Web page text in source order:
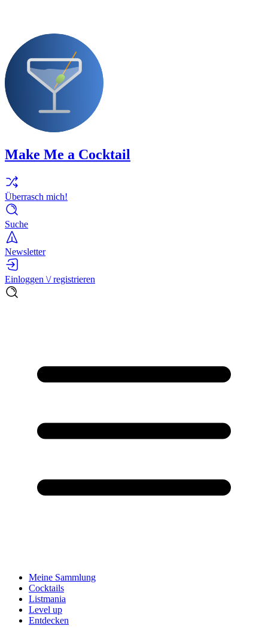
Make Me a Cocktail
Überrasch mich!
Suche
Newsletter
Einloggen \/ registrieren
Meine Sammlung
Cocktails
Listmania
Level up
Entdecken